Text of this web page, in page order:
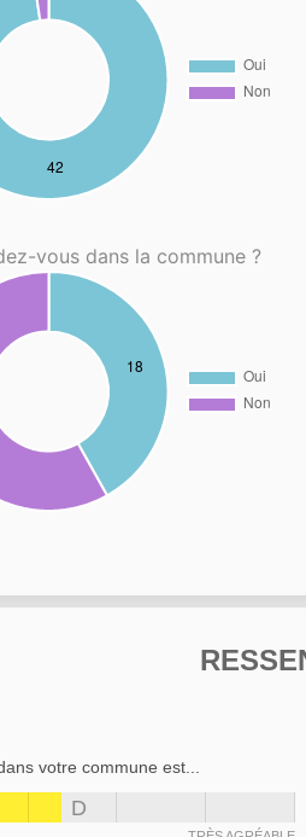
vous dans la commune ?
votre commune est...
D